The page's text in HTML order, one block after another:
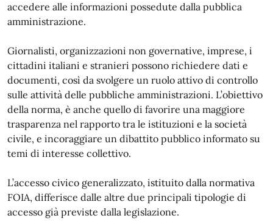
accedere alle informazioni possedute dalla pubblica
amministrazione.
Giornalisti, organizzazioni non governative, imprese, i
cittadini italiani e stranieri possono richiedere dati e
documenti, così da svolgere un ruolo attivo di controllo
sulle attività delle pubbliche amministrazioni. L’obiettivo
della norma, è anche quello di favorire una maggiore
trasparenza nel rapporto tra le istituzioni e la società
civile, e incoraggiare un dibattito pubblico informato su
temi di interesse collettivo.
L’accesso civico generalizzato, istituito dalla normativa
FOIA, differisce dalle altre due principali tipologie di
accesso già previste dalla legislazione.